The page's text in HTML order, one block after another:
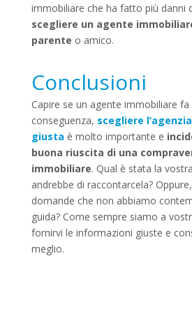
immobiliare che ha fatto più danni
scegliere un agente
parente o amico.
Conclusioni
Capire se un agente immobiliare
conseguenza, scegliere
giusta è molto importante e
buona riuscita di una
immobiliare. Qual è stata la
andrebbe di raccontarcela?
domande che non abbiamo
guida? Come sempre siamo a
fornirvi le informazioni giuste e
meglio.